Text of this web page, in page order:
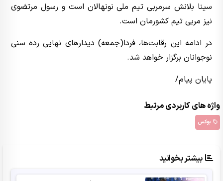
سینا بلانش سرمربی تیم ملی نونهالان است و رسول مرتضوی
نیز مربی تیم کشورمان است.
د‌ر ادامه این رقابت‌ها، فردا(جمعه) دیدارهای نهایی رده سنی
نوجوانان برگزار خواهد شد.
پایان پیام/
واژه های کاربردی مرتبط
بوکس
بیشتر بخوانید